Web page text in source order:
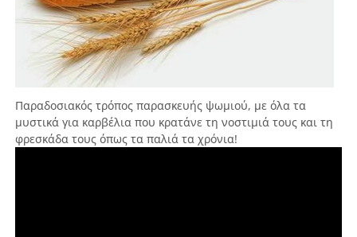
Παραδοσιακός τρόπος παρασκευής ψωμιού, με όλα τα
μυστικά για καρβέλια που κρατάνε τη νοστιμιά τους και τη
φρεσκάδα τους όπως τα παλιά τα χρόνια!